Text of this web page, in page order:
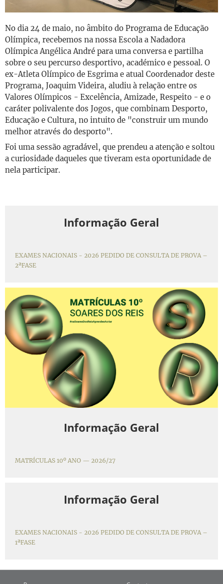
No dia 24 de maio, no âmbito do Programa de Educação
Olímpica, recebemos na nossa Escola a Nadadora
Olímpica Angélica André para uma conversa e partilha
sobre o seu percurso desportivo, académico e pessoal. O
ex-Atleta Olímpico de Esgrima e atual Coordenador deste
Programa, Joaquim Videira, aludiu à relação entre os
Valores Olímpicos - Excelência, Amizade, Respeito - e o
caráter polivalente dos Jogos, que combinam Desporto,
Educação e Cultura, no intuito de "construir um mundo
melhor através do desporto".
Foi uma sessão agradável, que prendeu a atenção e soltou
a curiosidade daqueles que tiveram esta oportunidade de
nela participar.
Informação Geral
EXAMES NACIONAIS - 2026 PEDIDO DE CONSULTA DE PROVA –
2ªFASE
Informação Geral
MATRÍCULAS 10º ANO — 2026/27
Informação Geral
EXAMES NACIONAIS - 2026 PEDIDO DE CONSULTA DE PROVA –
1ªFASE